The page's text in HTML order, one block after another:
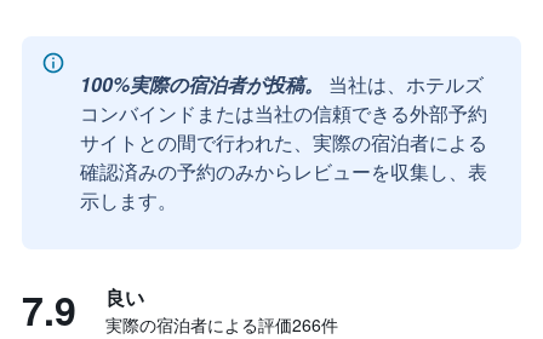
100%実際の宿泊者が投稿。
当社は、ホテルズ
コンバインドまたは当社の信頼できる外部予約
サイトとの間で行われた、実際の宿泊者による
確認済みの予約のみからレビューを収集し、表
示します。
7.9 良い
実際の宿泊者による評価266​件